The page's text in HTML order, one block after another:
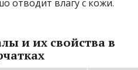
отводит влагу с кожи.
и их свойства в